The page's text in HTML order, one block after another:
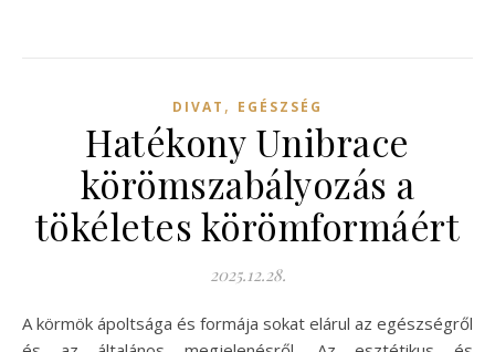
DIVAT , EGÉSZSÉG
Hatékony Unibrace
körömszabályozás a
tökéletes körömformáért
2025.12.28.
A körmök ápoltsága és formája sokat elárul az egészségről